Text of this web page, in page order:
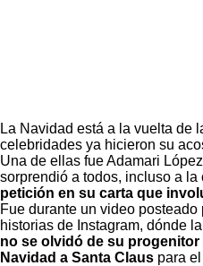
La Navidad está a la vuelta de
celebridades ya hicieron su
Una de ellas fueAdamari
sorprendió a todos, incluso a la
petición en su carta que
Fue durante un video
historias de Instagram, dónde
no se olvidó de su
Navidad a Santa Claus para